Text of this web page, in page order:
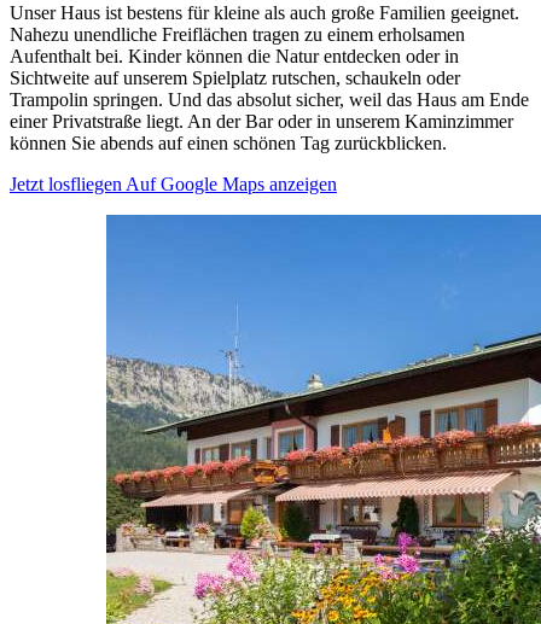
Unser Haus ist bestens für kleine als auch große Familien geeignet.
Nahezu unendliche Freiflächen tragen zu einem erholsamen
Aufenthalt bei. Kinder können die Natur entdecken oder in
Sichtweite auf unserem Spielplatz rutschen, schaukeln oder
Trampolin springen. Und das absolut sicher, weil das Haus am Ende
einer Privatstraße liegt. An der Bar oder in unserem Kaminzimmer
können Sie abends auf einen schönen Tag zurückblicken.
Jetzt losfliegen Auf Google Maps anzeigen